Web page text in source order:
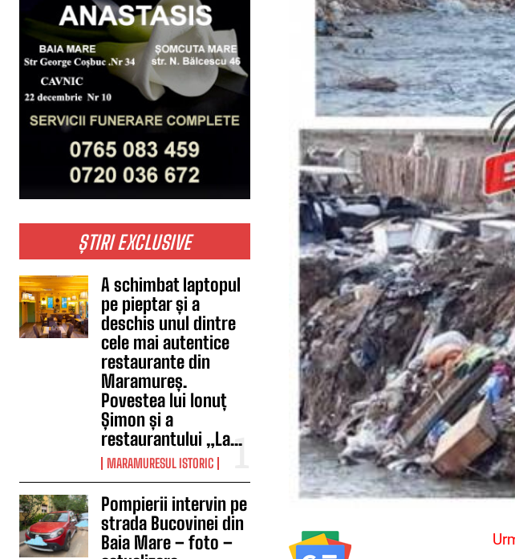
ȘTIRI EXCLUSIVE
A schimbat laptopul
pe pieptar și a
deschis unul dintre
cele mai autentice
restaurante din
Maramureș.
Povestea lui Ionuț
Șimon și a
restaurantului „La...
MARAMURESUL ISTORIC
Pompierii intervin pe
strada Bucovinei din
Baia Mare – foto –